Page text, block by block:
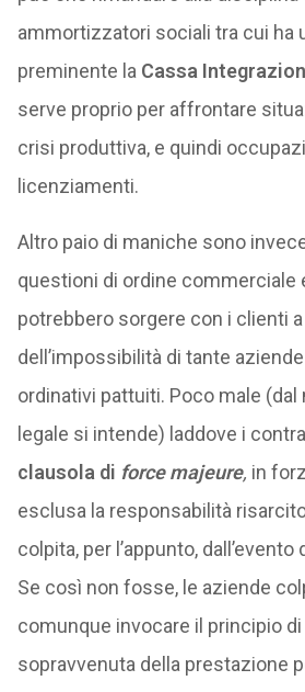
ammortizzatori sociali tra cui ha
preminente la Cassa
serve proprio per affrontare
crisi produttiva, e quindi
licenziamenti.
Altro paio di maniche sono
questioni di ordine commerciale
potrebbero sorgere con i clienti
dell’impossibilità di tante
ordinativi pattuiti. Poco male
legale si intende) laddove i
clausola di force majeure, in
esclusa la responsabilità
colpita, per l’appunto,
Se così non fosse, le aziende
comunque invocare il principio
sopravvenuta della prestazione